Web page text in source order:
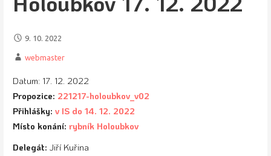
9. 10. 2022
webmaster
Datum: 17. 12. 2022
Propozice: 221217-holoubkov_v02
Přihlášky: v IS do 14. 12. 2022
Místo konání: rybník Holoubkov
Delegát: Jiří Kuřina